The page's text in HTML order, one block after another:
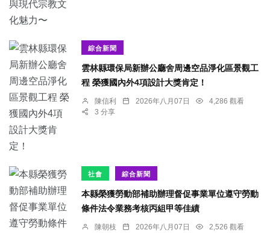
綜合新聞
雲林縣環保局新辦公廳舍周邊空品淨化區景觀工
程 榮獲國內外4項設計大獎肯定！
陳信利 2026年八月07日
4,286 觀看
3 分享
社會 綜合新聞
本縣榮獲勞動部補助辦理督促事業單位遵守勞動
條件法令業務考核丙組甲等佳績
陳朝枝 2026年八月07日
2,526 觀看